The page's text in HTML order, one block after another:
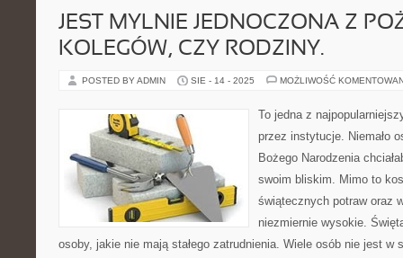
JEST MYLNIE JEDNOCZONA Z
KOLEGÓW, CZY RODZINY.
POSTED BY ADMIN SIE - 14 - 2025 MOŻLIWOŚĆ
To jedna z
przez instytucje. Niemało
Bożego Narodzenia
swoim bliskim. Mimo to
świątecznych potraw oraz
niezmiernie wysokie.
osoby, jakie nie mają stałego zatrudnienia. Wiele osób nie jest w